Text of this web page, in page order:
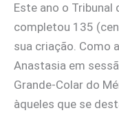
Este ano o Tribunal
completou 135
sua criação. Como
Anastasia em
Grande-Colar do
àqueles que se